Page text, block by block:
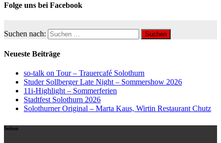
Folge uns bei Facebook
Suchen nach:
Neueste Beiträge
so-talk on Tour – Trauercafé Solothurn
Studer Sollberger Late Night – Sommershow 2026
11i-Highlight – Sommerferien
Stadtfest Solothurn 2026
Solothurner Original – Marta Kaus, Wirtin Restaurant Chutz
Seiten